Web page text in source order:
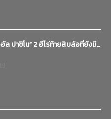
-อัล ปาชิโน” 2 ฮีโร่ท้ายสิบล้อที่ยังมี…